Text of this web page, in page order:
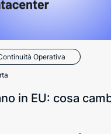
Operativa
in EU: cosa